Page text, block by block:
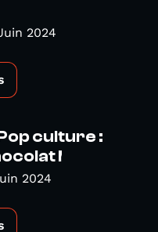
2024
culture :
!
2024